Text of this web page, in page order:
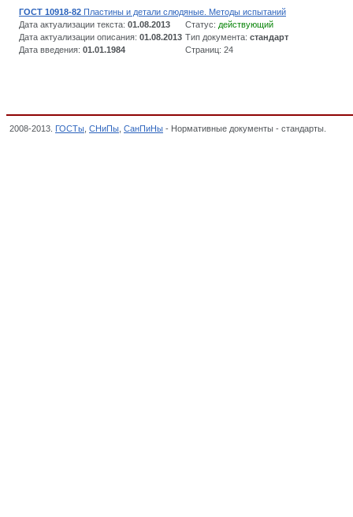
ГОСТ 10918-82 Пластины и детали слюдяные. Методы испытаний
Дата актуализации текста: 01.08.2013 Статус: действующий
Дата актуализации описания: 01.08.2013 Тип документа: стандарт
Дата введения: 01.01.1984 Страниц: 24
2008-2013. ГОСТы СНиПы СанПиНы - Нормативные документы - стандарты.